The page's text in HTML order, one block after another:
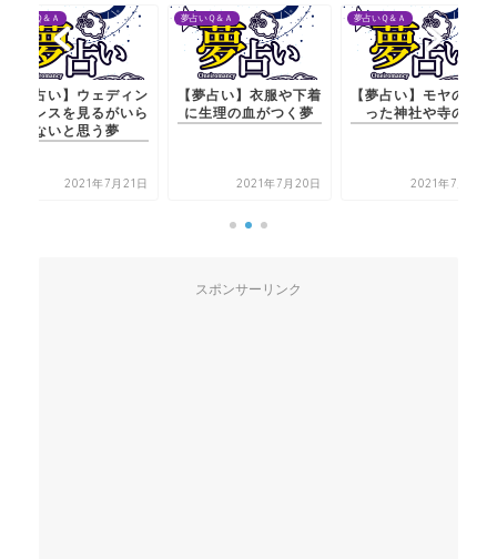
夢占いＱ＆Ａ
【夢占い】ウェディン
グドレスを見るがいら
ないと思う夢
2021年7月21日
夢占いＱ＆Ａ
【夢占い】衣服や下着
に生理の血がつく夢
2021年7月20日
夢占いＱ＆Ａ
【夢占い】モヤのかか
った神社や寺の夢
2021年7月21日
スポンサーリンク